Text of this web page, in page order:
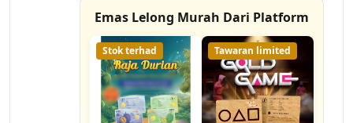
Emas Lelong Murah Dari Platform
Stok terhad Tawaran limited